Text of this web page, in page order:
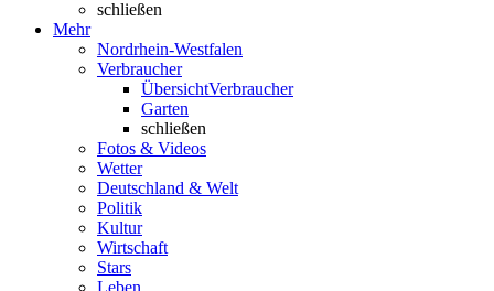
schließen
Mehr
Nordrhein-Westfalen
Verbraucher
ÜbersichtVerbraucher
Garten
schließen
Fotos & Videos
Wetter
Deutschland & Welt
Politik
Kultur
Wirtschaft
Stars
Leben